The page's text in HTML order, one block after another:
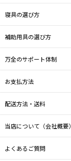
寝具の選び方
補助用具の選び方
万全のサポート体制
お支払方法
配送方法・送料
当店について（会社概要）
よくあるご質問